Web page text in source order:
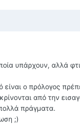
υπάρχουν, αλλά
ο πρόλογος
από την
πράγματα.
;)